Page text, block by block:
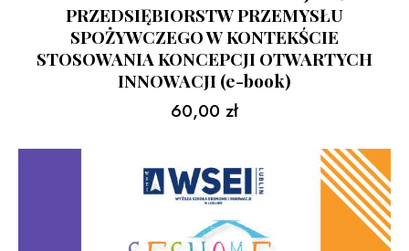
PRZEDSIĘBIORSTW PRZEMYSŁU
SPOŻYWCZEGO W KONTEKŚCIE
STOSOWANIA KONCEPCJI OTWARTYCH
INNOWACJI (e-book)
60,00 zł